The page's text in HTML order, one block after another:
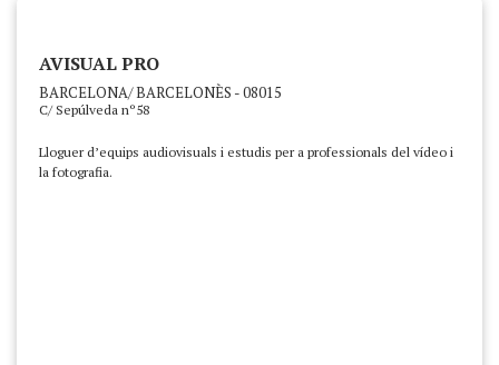
AVISUAL PRO
BARCELONA/ BARCELONÈS - 08015
C/ Sepúlveda nº58
Lloguer d’equips audiovisuals i estudis per a professionals del vídeo i
la fotografia.